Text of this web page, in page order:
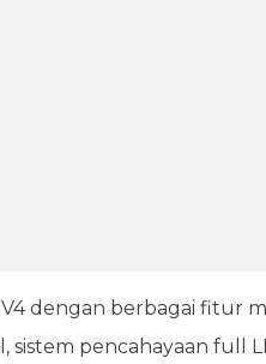
dengan berbagai fitur
pencahayaan full